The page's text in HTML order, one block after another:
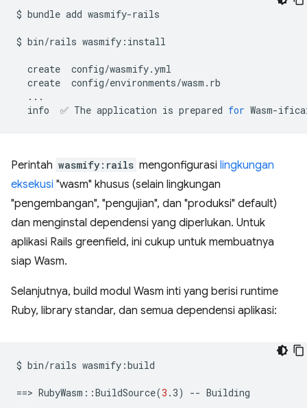
$ bundle add wasmify-rails
$ bin/rails wasmify:install
create
create
info
✅ The application is prepared for
Perintah wasmify:rails mengonfigurasi lingkungan
eksekusi "wasm" khusus (selain lingkungan
"pengembangan", "pengujian", dan "produksi" default)
dan menginstal dependensi yang diperlukan. Untuk
aplikasi Rails greenfield, ini cukup untuk membuatnya
siap Wasm.
Selanjutnya, build modul Wasm inti yang berisi runtime
Ruby, library standar, dan semua dependensi aplikasi:
$ bin/rails wasmify:build
==> RubyWasm::BuildSource(3 .3) -- Building